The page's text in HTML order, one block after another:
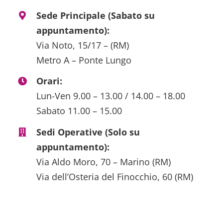
Sede Principale (Sabato su
appuntamento):
Via Noto, 15/17 – (RM)
Metro A – Ponte Lungo
Orari:
Lun-Ven 9.00 – 13.00 / 14.00 – 18.00
Sabato 11.00 – 15.00
Sedi Operative (Solo su
appuntamento):
Via Aldo Moro, 70 – Marino (RM)
Via dell’Osteria del Finocchio, 60 (RM)